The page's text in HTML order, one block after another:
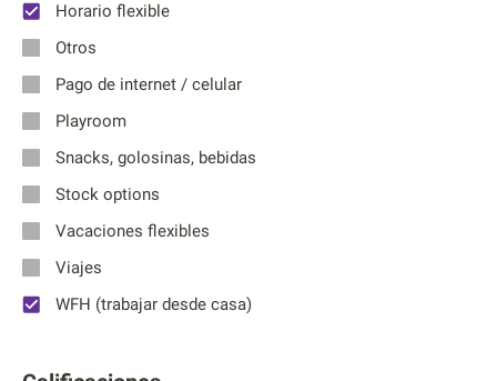
Horario flexible
Otros
Pago de internet / celular
Playroom
Snacks, golosinas, bebidas
Stock options
Vacaciones flexibles
Viajes
WFH (trabajar desde casa)